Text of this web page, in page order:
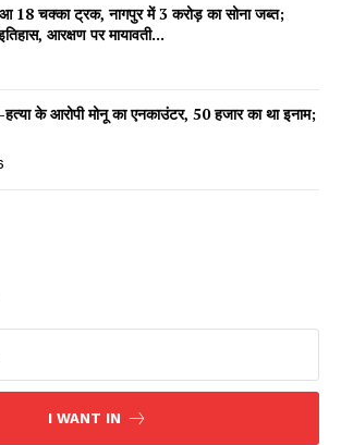
Share
Latest News on AIN
18 चक्का ट्रक, नागपुर में 3 करोड़ का सोना जब्त;
आरक्षण पर मायावती...
के आरोपी मोनू का एनकाउंटर, 50 हजार का था इनाम;
I WANT IN